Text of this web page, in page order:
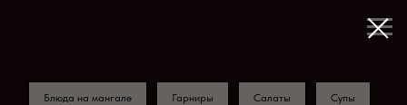
Блюда на мангале Гарниры Салаты Супы